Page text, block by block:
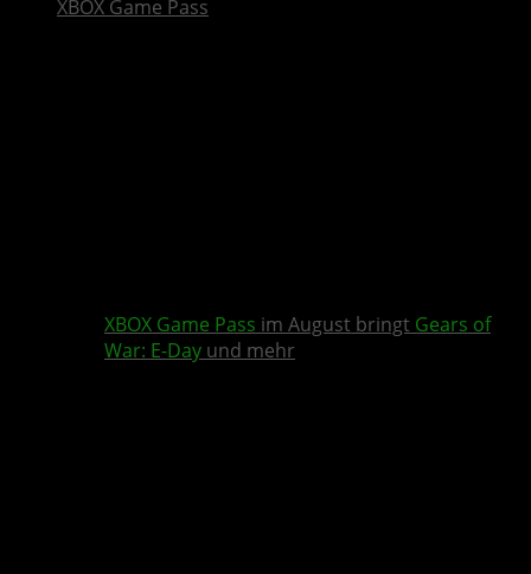
XBOX Game Pass
XBOX Game Pass im August bringt Gears of
War: E-Day und mehr